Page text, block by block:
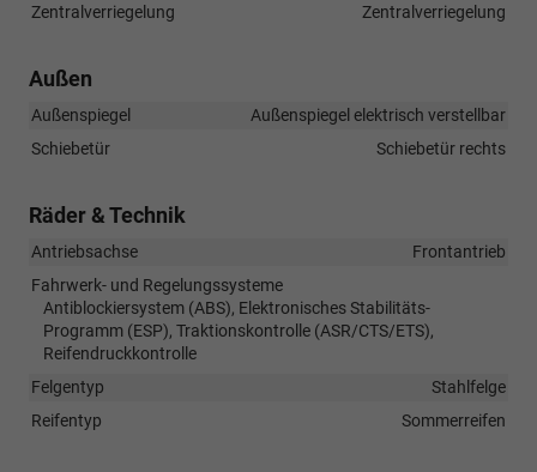
Zentralverriegelung
Zentralverriegelung
Außen
Außenspiegel
Außenspiegel elektrisch verstellbar
Schiebetür
Schiebetür rechts
Räder & Technik
Antriebsachse
Frontantrieb
Fahrwerk- und Regelungssysteme
Antiblockiersystem (ABS), Elektronisches Stabilitäts-
Programm (ESP), Traktionskontrolle (ASR/CTS/ETS),
Reifendruckkontrolle
Felgentyp
Stahlfelge
Reifentyp
Sommerreifen